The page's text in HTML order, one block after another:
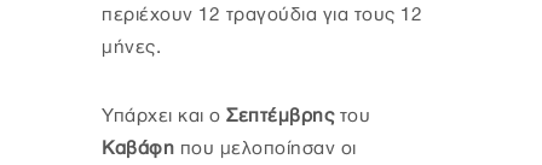
περιέχουν 12 τραγούδια για τους 12
μήνες.
Υπάρχει και ο Σεπτέμβρης του
Καβάφη που μελοποίησαν οι